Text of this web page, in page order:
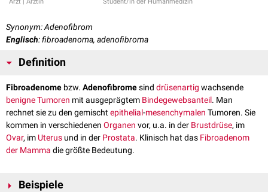
Arzt | Ärztin Student/in der Humanmedizin
Synonym: Adenofibrom
Englisch: fibroadenoma, adenofibroma
Definition
Fibroadenome bzw. Adenofibromesind drüsenartig wachsende
benigneTumoren mit ausgeprägtem Bindegewebsanteil. Man
rechnet sie zu den gemischtepithelial-mesenchymalen Tumoren. Sie
kommen in verschiedenen Organen vor, u.a. in der Brustdrüse, im
Ovar, im Uterus und in der Prostata. Klinisch hat das Fibroadenom
der Mamma die größte Bedeutung.
Beispiele